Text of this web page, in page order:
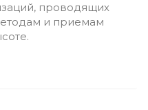
проводящих
и приемам